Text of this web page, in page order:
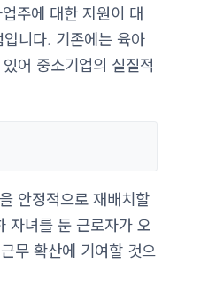
주에 대한 지원이 대
니다. 기존에는 육아
어 중소기업의 실질적
안정적으로 재배치할
자녀를 둔 근로자가 오
무 확산에 기여할 것으